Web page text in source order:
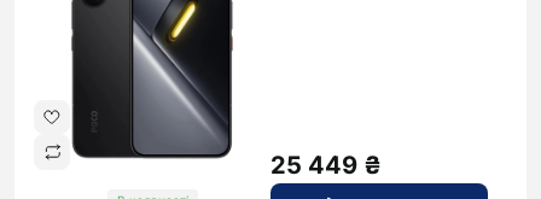
25 449 ₴